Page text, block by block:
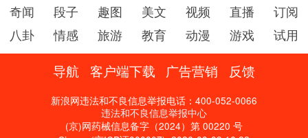
奇闻 段子 趣图 美文 视频 直播
订阅
八卦
情感 旅游 教育 动漫 游戏 试用
导航 客户端下载 广告营销 反馈
新浪网违法和不良信息举报电话：400-052-0066
违法和不良信息举报中心
(京)网药械信息备字（2024）第 00220 号